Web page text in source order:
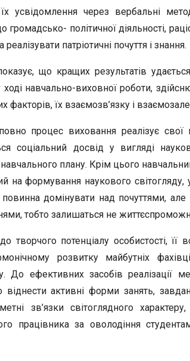
усвідомлення через вербальні
громадсько- політичної діяльності,
реалізувати патріотичні почуття і знання.
що кращих результатів
ході навчально-виховної роботи,
факторів, їх взаємозв’язку і
процес виховання реалізує
соціальний досвід у вигляді
плану. Крім цього
на формування наукового світогляду,
повинна домінувати над почуттями,
тобто залишаться не
творчого потенціалу особистості, її
розвитку майбутніх
До ефективних засобів реалізації
віднести активні форми занять,
зв’язки світоглядного
працівника за оволодіння